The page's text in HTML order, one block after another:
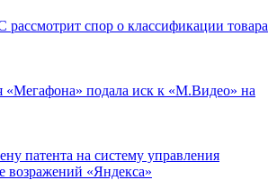
спор о классификации товара
«Мегафона» подала иск к «М.Видео» на
патента на систему управления
возражений «Яндекса»